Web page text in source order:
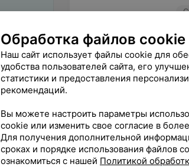
Обработка файлов cookie
Наш сайт использует файлы cookie для
удобства пользователей сайта, его
статистики и предоставления
рекомендаций.
Вы можете настроить параметры
cookie или изменить свое согласие в
Для получения дополнительной
сроках и порядке использования файлов
ознакомиться с нашей Политикой